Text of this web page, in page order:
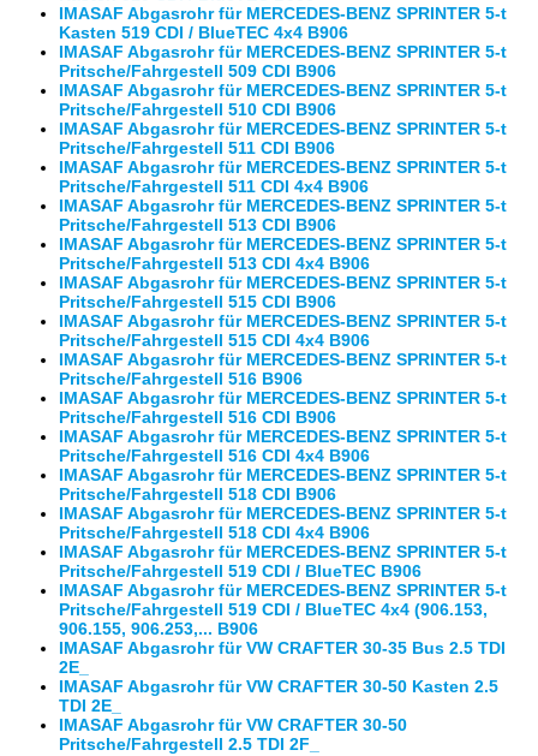
IMASAF Abgasrohr für MERCEDES-BENZ SPRINTER 5-t
Kasten 519 CDI / BlueTEC 4x4 B906
IMASAF Abgasrohr für MERCEDES-BENZ SPRINTER 5-t
Pritsche/Fahrgestell 509 CDI B906
IMASAF Abgasrohr für MERCEDES-BENZ SPRINTER 5-t
Pritsche/Fahrgestell 510 CDI B906
IMASAF Abgasrohr für MERCEDES-BENZ SPRINTER 5-t
Pritsche/Fahrgestell 511 CDI B906
IMASAF Abgasrohr für MERCEDES-BENZ SPRINTER 5-t
Pritsche/Fahrgestell 511 CDI 4x4 B906
IMASAF Abgasrohr für MERCEDES-BENZ SPRINTER 5-t
Pritsche/Fahrgestell 513 CDI B906
IMASAF Abgasrohr für MERCEDES-BENZ SPRINTER 5-t
Pritsche/Fahrgestell 513 CDI 4x4 B906
IMASAF Abgasrohr für MERCEDES-BENZ SPRINTER 5-t
Pritsche/Fahrgestell 515 CDI B906
IMASAF Abgasrohr für MERCEDES-BENZ SPRINTER 5-t
Pritsche/Fahrgestell 515 CDI 4x4 B906
IMASAF Abgasrohr für MERCEDES-BENZ SPRINTER 5-t
Pritsche/Fahrgestell 516 B906
IMASAF Abgasrohr für MERCEDES-BENZ SPRINTER 5-t
Pritsche/Fahrgestell 516 CDI B906
IMASAF Abgasrohr für MERCEDES-BENZ SPRINTER 5-t
Pritsche/Fahrgestell 516 CDI 4x4 B906
IMASAF Abgasrohr für MERCEDES-BENZ SPRINTER 5-t
Pritsche/Fahrgestell 518 CDI B906
IMASAF Abgasrohr für MERCEDES-BENZ SPRINTER 5-t
Pritsche/Fahrgestell 518 CDI 4x4 B906
IMASAF Abgasrohr für MERCEDES-BENZ SPRINTER 5-t
Pritsche/Fahrgestell 519 CDI / BlueTEC B906
IMASAF Abgasrohr für MERCEDES-BENZ SPRINTER 5-t
Pritsche/Fahrgestell 519 CDI / BlueTEC 4x4 (906.153,
906.155, 906.253,... B906
IMASAF Abgasrohr für VW CRAFTER 30-35 Bus 2.5 TDI
2E_
IMASAF Abgasrohr für VW CRAFTER 30-50 Kasten 2.5
TDI 2E_
IMASAF Abgasrohr für VW CRAFTER 30-50
Pritsche/Fahrgestell 2.5 TDI 2F_